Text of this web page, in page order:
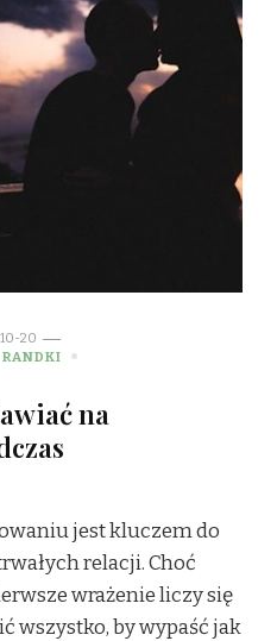
20
RANDKI
na
jest kluczem do
relacji. Choć
wrażenie liczy się
wszystko, by wypaść jak